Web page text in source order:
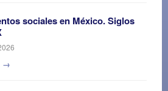
sociales en México. Siglos
→